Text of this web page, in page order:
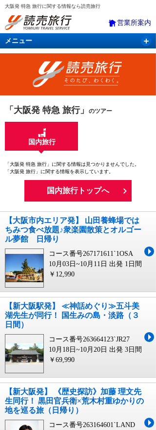
大阪発 特急 旅行に関する情報なら読売旅行
営業所案内
メニュー
国内旅行 バスツアー 海外旅行
「大阪発 特急 旅行」 のツアー
国内旅行
「大阪発 特急 旅行」に関する情報は見つかりませんでした。
「大阪発 旅行」に関する情報を表示しています。
国内旅行トップへ
【大阪市内エリア発】 山田養蜂場では
ちみつ食べ放題♪衆楽園散策とオルゴー
ル夢館 日帰り
コース番号267171611`1OSA
10月03日~10月11日 出発 1日間
￥12,990
【新大阪駅発】 ≪神話めぐり≫五斗美
湖先生が同行！ 国生みの島・淡路（３
日間）
コース番号263664123`JR27
10月18日~10月20日 出発 3日間
￥69,990
【新大阪発】 《歴史探訪》加藤 理文先
生同行！ 黒田官兵衛×荒木村重ゆかりの
地を巡る旅（日帰り）
コース番号263164601`LAND